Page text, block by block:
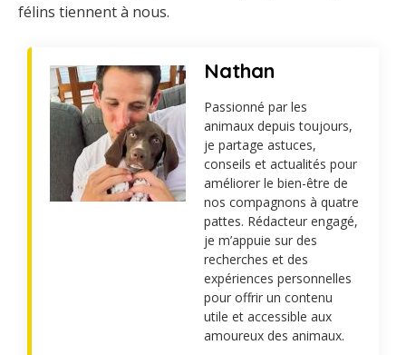
félins tiennent à nous.
Nathan
Passionné par les
animaux depuis toujours,
je partage astuces,
conseils et actualités pour
améliorer le bien-être de
nos compagnons à quatre
pattes. Rédacteur engagé,
je m’appuie sur des
recherches et des
expériences personnelles
pour offrir un contenu
utile et accessible aux
amoureux des animaux.